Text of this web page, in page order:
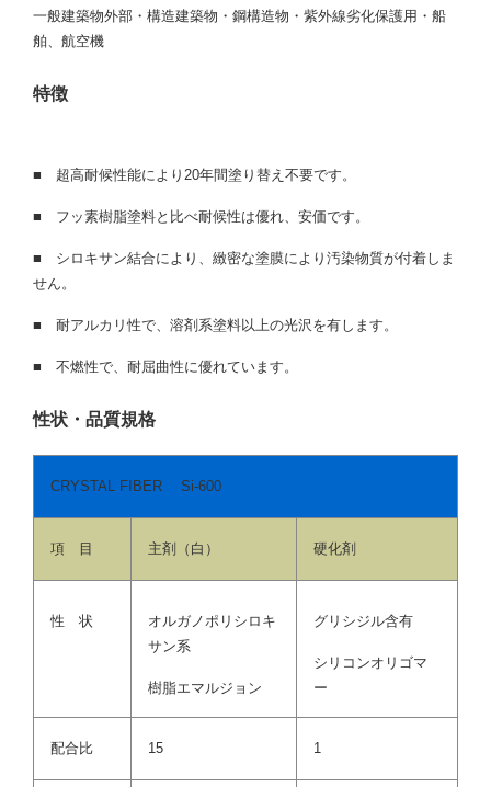
一般建築物外部・構造建築物・鋼構造物・紫外線劣化保護用・船
舶、航空機
特徴
■ 超高耐候性能により20年間塗り替え不要です。
■ フッ素樹脂塗料と比べ耐候性は優れ、安価です。
■ シロキサン結合により、緻密な塗膜により汚染物質が付着しま
せん。
■ 耐アルカリ性で、溶剤系塗料以上の光沢を有します。
■ 不燃性で、耐屈曲性に優れています。
性状・品質規格
CRYSTAL FIBER Si-600
項 目 主剤（白） 硬化剤
性 状
オルガノポリシロキ
サン系
樹脂エマルジョン
グリシジル含有
シリコンオリゴマ
ー
配合比 15 1